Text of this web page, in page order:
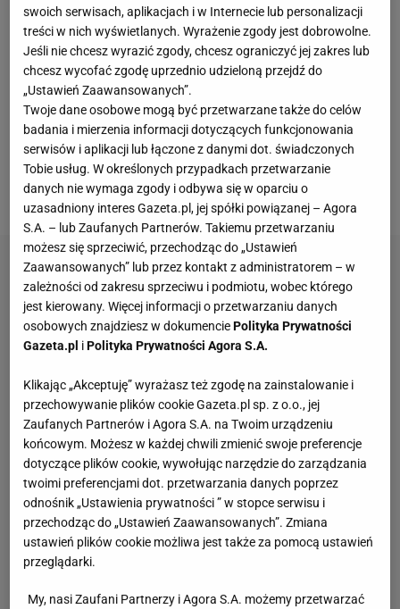
Arsene Wengerpo zakończeniu pracy w Arsenalu
rozpoczął pracę w FIFA, zajmując stanowisko szefa
ds. globalnego rozwojupiłki nożnej
pomysłów organizacji jest zmiana koncepcji w
zakresie mistrzostw świata, które obecnie odbywają
się co cztery lata. Docelowo miałyby one być
rozgrywane co 24 miesiące.
swoich serwisach, aplikacjach i w Internecie lub personalizacji
treści w nich wyświetlanych. Wyrażenie zgody jest dobrowolne.
Jeśli nie chcesz wyrazić zgody, chcesz ograniczyć jej zakres lub
chcesz wycofać zgodę uprzednio udzieloną przejdź do
„Ustawień Zaawansowanych”.
Twoje dane osobowe mogą być przetwarzane także do celów
badania i mierzenia informacji dotyczących funkcjonowania
serwisów i aplikacji lub łączone z danymi dot. świadczonych
Tobie usług. W określonych przypadkach przetwarzanie
danych nie wymaga zgody i odbywa się w oparciu o
uzasadniony interes Gazeta.pl, jej spółki powiązanej – Agora
S.A. – lub Zaufanych Partnerów. Takiemu przetwarzaniu
możesz się sprzeciwić, przechodząc do „Ustawień
Zaawansowanych” lub przez kontakt z administratorem – w
zależności od zakresu sprzeciwu i podmiotu, wobec którego
jest kierowany. Więcej informacji o przetwarzaniu danych
osobowych znajdziesz w dokumenciePolityka Prywatności
Gazeta.pl iPolityka Prywatności Agora S.A.
Klikając „Akceptuję” wyrażasz też zgodę na zainstalowanie i
przechowywanie plików cookie Gazeta.pl sp. z o.o., jej
Zaufanych Partnerów i Agora S.A. na Twoim urządzeniu
końcowym. Możesz w każdej chwili zmienić swoje preferencje
dotyczące plików cookie, wywołując narzędzie do zarządzania
twoimi preferencjami dot. przetwarzania danych poprzez
odnośnik „Ustawienia prywatności ” w stopce serwisu i
przechodząc do „Ustawień Zaawansowanych”. Zmiana
ustawień plików cookie możliwa jest także za pomocą ustawień
przeglądarki.
My, nasi Zaufani Partnerzy i Agora S.A. możemy przetwarzać